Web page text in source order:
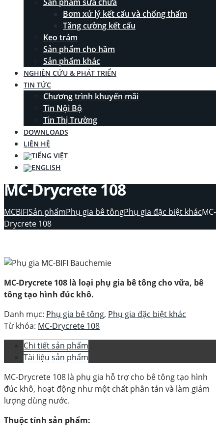
Bơm xử lý kết cấu và chống thấm
Tăng cường kết cấu
Keo trám
Sản phẩm cho hầm
Sản phẩm khác
NGHIÊN CỨU & PHÁT TRIỂN
TIN TỨC
Chương trình khuyến mãi
Tin Nội Bộ
Tin Thị Trường
DOWNLOADS
LIÊN HỆ
MC-Drycrete 108
MCBIFISản phẩmPhụ gia bê tôngPhụ gia đặc biệt khácMC-
Drycrete 108
MC-Drycrete 108 là loại phụ gia bê tôngcho vữa, bê
tông tạo hình đúc khô.
Danh mục: Phụ gia bê tông, Phụ gia đặc biệt khác
Từ khóa: MC-Drycrete 108
Chi tiết sản phẩm
Tài liệu sản phẩm
MC-Drycrete 108 là phụ gia hỗ trợ cho bê tông tạo hình
đúc khô, hoạt động như một chất phân tán và làm giảm
lượng dùng nước.
Thuộc tính sản phẩm: